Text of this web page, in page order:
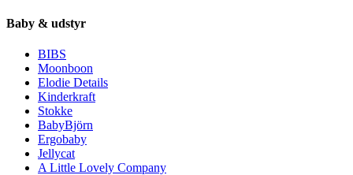
Baby & udstyr
BIBS
Moonboon
Elodie Details
Kinderkraft
Stokke
BabyBjörn
Ergobaby
Jellycat
A Little Lovely Company